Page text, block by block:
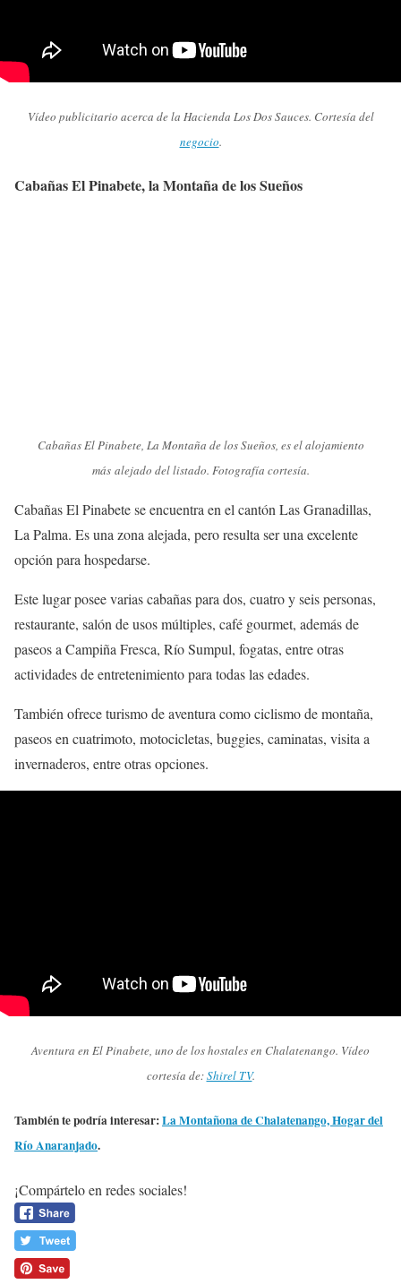
Vídeo publicitario acerca de la Hacienda Los Dos Sauces. Cortesía del
negocio.
Cabañas El Pinabete, la Montaña de los Sueños
Cabañas El Pinabete, La Montaña de los Sueños, es el alojamiento
más alejado del listado. Fotografía cortesía.
Cabañas El Pinabete se encuentra en el cantón Las Granadillas,
La Palma. Es una zona alejada, pero resulta ser una excelente
opción para hospedarse.
Este lugar posee varias cabañas para dos, cuatro y seis personas,
restaurante, salón de usos múltiples, café gourmet, además de
paseos a Campiña Fresca, Río Sumpul, fogatas, entre otras
actividades de entretenimiento para todas las edades.
También ofrece turismo de aventura como ciclismo de montaña,
paseos en cuatrimoto, motocicletas, buggies, caminatas, visita a
invernaderos, entre otras opciones.
Aventura en El Pinabete, uno de los hostales en Chalatenango. Vídeo
cortesía de:Shirel TV.
También te podría interesar:La Montañona de Chalatenango, Hogar del
Río Anaranjado.
¡Compártelo en redes sociales!